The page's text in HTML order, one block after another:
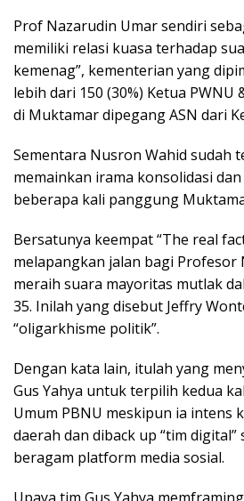
Prof Nazarudin Umar sendiri
memiliki relasi kuasa terhadap
kemenag”, kementerian yang
lebih dari 150 (30%) Ketua PWNU
di Muktamar dipegang ASN dari
Sementara Nusron Wahid sudah
memainkan irama konsolidasi
beberapa kali panggung
Bersatunya keempat “The real
melapangkan jalan bagi Profesor
meraih suara mayoritas mutlak
35. Inilah yang disebut Jeffry
“oligarkhisme politik”.
Dengan kata lain, itulah yang
Gus Yahya untuk terpilih kedua
Umum PBNU meskipun ia intens
daerah dan diback up “tim digital”
beragam platform media sosial.